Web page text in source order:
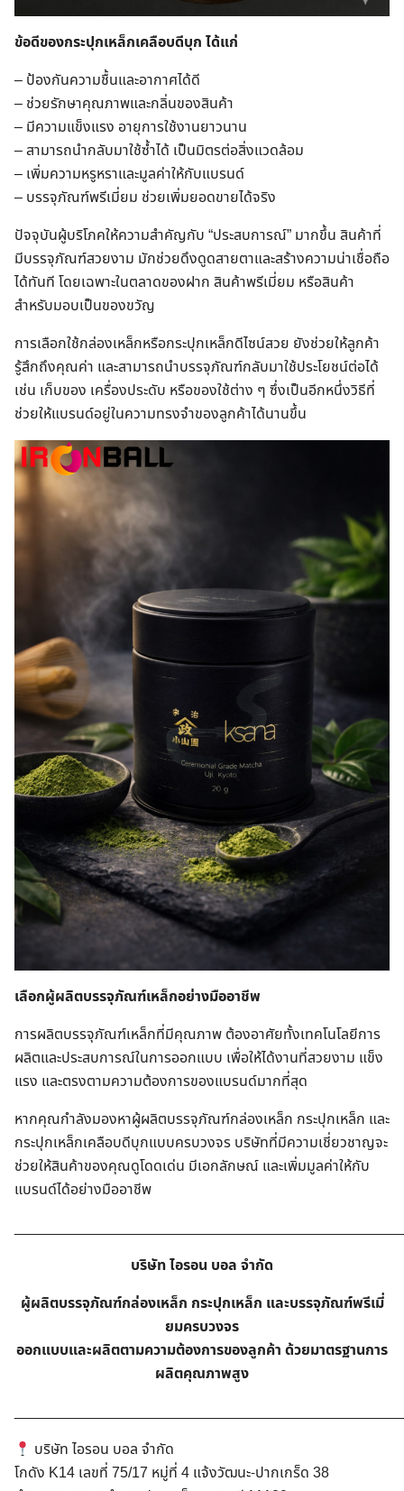
ข้อดีของกระปุกเหล็กเคลือบดีบุก ได้แก่
– ป้องกันความชื้นและอากาศได้ดี
– ช่วยรักษาคุณภาพและกลิ่นของสินค้า
– มีความแข็งแรง อายุการใช้งานยาวนาน
– สามารถนำกลับมาใช้ซ้ำได้ เป็นมิตรต่อสิ่งแวดล้อม
– เพิ่มความหรูหราและมูลค่าให้กับแบรนด์
– บรรจุภัณฑ์พรีเมี่ยม ช่วยเพิ่มยอดขายได้จริง
ปัจจุบันผู้บริโภคให้ความสำคัญกับ “ประสบการณ์” มากขึ้น สินค้าที่
มีบรรจุภัณฑ์สวยงาม มักช่วยดึงดูดสายตาและสร้างความน่าเชื่อถือ
ได้ทันที โดยเฉพาะในตลาดของฝาก สินค้าพรีเมี่ยม หรือสินค้า
สำหรับมอบเป็นของขวัญ
การเลือกใช้กล่องเหล็กหรือกระปุกเหล็กดีไซน์สวย ยังช่วยให้ลูกค้า
รู้สึกถึงคุณค่า และสามารถนำบรรจุภัณฑ์กลับมาใช้ประโยชน์ต่อได้
เช่น เก็บของ เครื่องประดับ หรือของใช้ต่าง ๆ ซึ่งเป็นอีกหนึ่งวิธีที่
ช่วยให้แบรนด์อยู่ในความทรงจำของลูกค้าได้นานขึ้น
เลือกผู้ผลิตบรรจุภัณฑ์เหล็กอย่างมืออาชีพ
การผลิตบรรจุภัณฑ์เหล็กที่มีคุณภาพ ต้องอาศัยทั้งเทคโนโลยีการ
ผลิตและประสบการณ์ในการออกแบบ เพื่อให้ได้งานที่สวยงาม แข็ง
แรง และตรงตามความต้องการของแบรนด์มากที่สุด
หากคุณกำลังมองหาผู้ผลิตบรรจุภัณฑ์กล่องเหล็ก กระปุกเหล็ก และ
กระปุกเหล็กเคลือบดีบุกแบบครบวงจร บริษัทที่มีความเชี่ยวชาญจะ
ช่วยให้สินค้าของคุณดูโดดเด่น มีเอกลักษณ์ และเพิ่มมูลค่าให้กับ
แบรนด์ได้อย่างมืออาชีพ
บริษัท ไอรอน บอล จำกัด
ผู้ผลิตบรรจุภัณฑ์กล่องเหล็ก กระปุกเหล็ก และบรรจุภัณฑ์พรีเมี่
ยมครบวงจร
ออกแบบและผลิตตามความต้องการของลูกค้า ด้วยมาตรฐานการ
ผลิตคุณภาพสูง
บริษัท ไอรอน บอล จำกัด
โกดัง K14 เลขที่ 75/17 หมู่ที่ 4 แจ้งวัฒนะ-ปากเกร็ด 38